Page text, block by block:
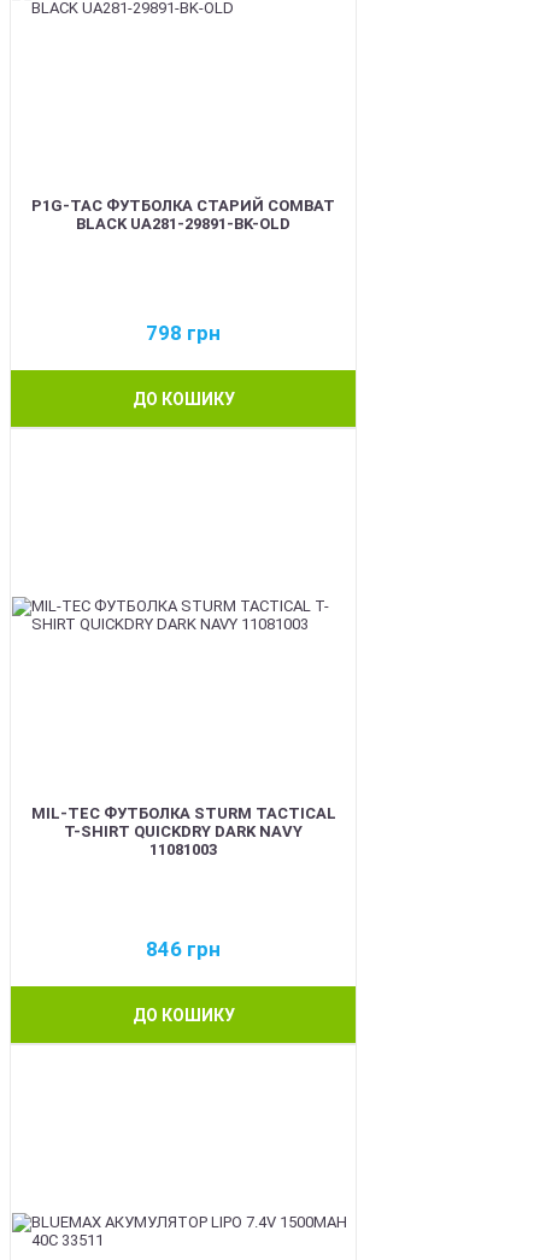
P1G-TAC ФУТБОЛКА СТАРИЙ COMBAT
BLACK UA281-29891-BK-OLD
798 грн
ДО КОШИКУ
MIL-TEC ФУТБОЛКА STURM TACTICAL
T-SHIRT QUICKDRY DARK NAVY
11081003
846 грн
ДО КОШИКУ